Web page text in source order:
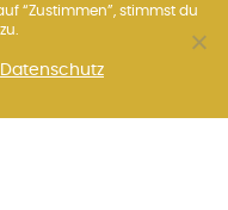
Florenz
Venedig
“Zustimmen”, stimmst du
Datenschutz